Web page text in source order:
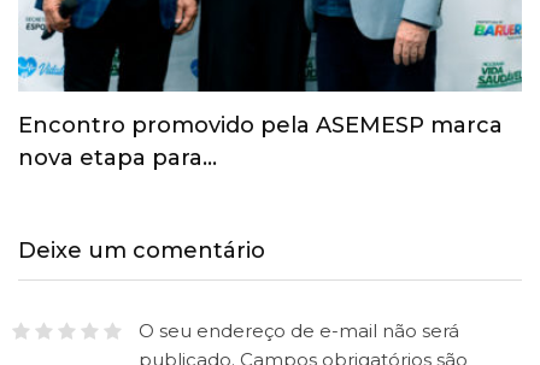
Esporte ganha espaço na agenda
econômica e mobiliza…
Deixe um comentário
O seu endereço de e-mail não será
publicado. Campos obrigatórios são